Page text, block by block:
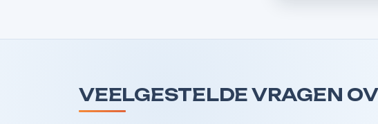
VEELGESTELDE VRAGEN